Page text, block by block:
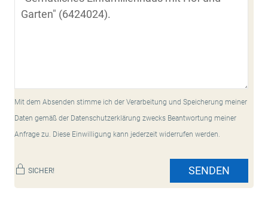
Mit dem Absenden stimme ich der Verarbeitung und Speicherung meiner
Daten gemäß der Datenschutzerklärung zwecks Beantwortung meiner
Anfrage zu. Diese Einwilligung kann jederzeit widerrufen werden.
SICHER! SENDEN